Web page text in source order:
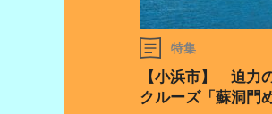
特集
【小浜市】 迫力
クルーズ「蘇洞門